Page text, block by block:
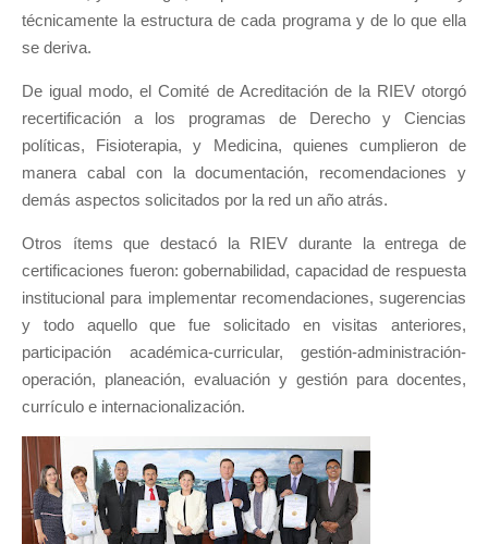
técnicamente la estructura de cada programa y de lo que ella
se deriva.
De igual modo, el Comité de Acreditación de la RIEV otorgó
recertificación a los programas de Derecho y Ciencias
políticas, Fisioterapia, y Medicina, quienes cumplieron de
manera cabal con la documentación, recomendaciones y
demás aspectos solicitados por la red un año atrás.
Otros ítems que destacó la RIEV durante la entrega de
certificaciones fueron: gobernabilidad, capacidad de respuesta
institucional para implementar recomendaciones, sugerencias
y todo aquello que fue solicitado en visitas anteriores,
participación académica-curricular, gestión-administración-
operación, planeación, evaluación y gestión para docentes,
currículo e internacionalización.